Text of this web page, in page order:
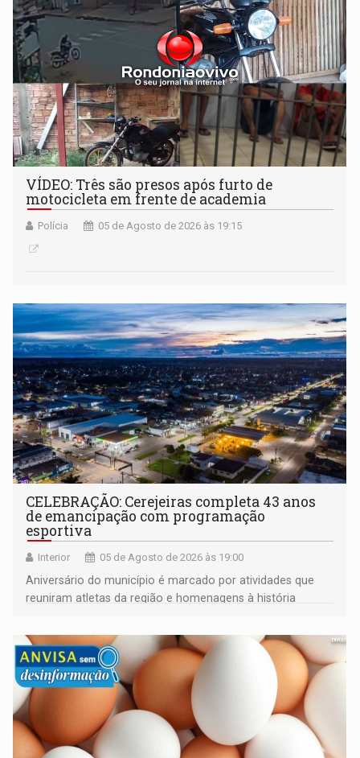
VÍDEO: Três são presos após furto de
motocicleta em frente de academia
Polícia 05 de Agosto de 2026 às 19:15
CELEBRAÇÃO: Cerejeiras completa 43 anos
de emancipação com programação
esportiva
Interior 05 de Agosto de 2026 às 19:00
Aniversário do município é marcado por atividades que
reuniram atletas da região e homenagens à história